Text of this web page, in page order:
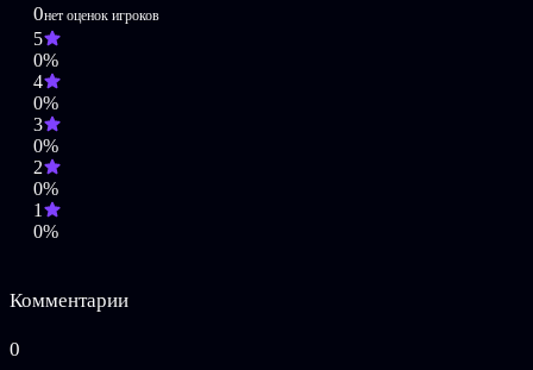
Hyper Drive by MINIMONSTER
Stolen Memory by Pierre Blanche
Hell'o by Pan
Vertical Eclipse by TAG
Back to the oldschool by Blosso
!!New Game Start!! by Teikyou
Don't Cry by Nauts
0нет оценок игроков
5
0%
4
0%
3
0%
2
0%
1
0%
Комментарии
0